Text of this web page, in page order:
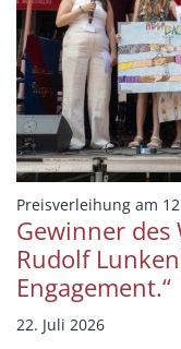
Preisverleihung am
Gewinner des
Rudolf
Engagement.“
22. Juli 2026